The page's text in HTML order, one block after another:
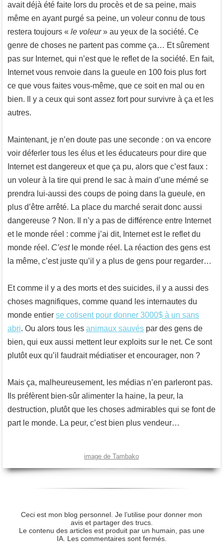
avait déjà été faite lors du procès et de sa peine, mais
même en ayant purgé sa peine, un voleur connu de tous
restera toujours « le voleur» au yeux de la société. Ce
genre de choses ne partent pas comme ça… Et sûrement
pas sur Internet, qui n’est que le reflet de la société. En fait,
Internet vous renvoie dans la gueule en 100 fois plus fort
ce que vous faites vous-même, que ce soit en mal ou en
bien. Il y a ceux qui sont assez fort pour survivre à ça et les
autres.
Maintenant, je n’en doute pas une seconde : on va encore
voir déferler tous les élus et les éducateurs pour dire que
Internet est dangereux et que ça pu, alors que c’est faux :
un voleur à la tire qui prend le sac à main d’une mémé se
prendra lui-aussi des coups de poing dans la gueule, en
plus d’être arrêté. La place du marché serait donc aussi
dangereuse ? Non. Il n’y a pas de différence entre Internet
et le monde réel : comme j’ai dit, Internet est le reflet du
monde réel. C’estle monde réel. La réaction des gens est
la même, c’est juste qu’il y a plus de gens pour regarder…
Et comme il y a des morts et des suicides, il y a aussi des
choses magnifiques, comme quand les internautes du
monde entier se cotisent pour donner 3000$ à un sans
abri. Ou alors tous les animaux sauvés par des gens de
bien, qui eux aussi mettent leur exploits sur le net. Ce sont
plutôt eux qu’il faudrait médiatiser et encourager, non ?
Mais ça, malheureusement, les médias n’en parleront pas.
Ils préfèrent bien-sûr alimenter la haine, la peur, la
destruction, plutôt que les choses admirables qui se font de
part le monde. La peur, c’est bien plus vendeur…
image de Tambako
Ceci est mon blog personnel. Je l’utilise pour donner mon
avis et partager des trucs.
Le contenu des articles est produit par un humain, pas une
IA. Les commentaires sont fermés.